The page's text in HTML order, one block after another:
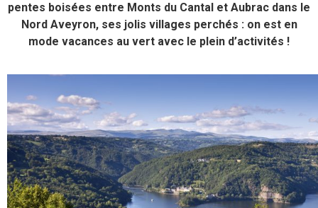
pentes boisées entre Monts du Cantal et Aubrac dans le
Nord Aveyron, ses jolis villages perchés : on est en
mode vacances au vert avec le plein d’activités !